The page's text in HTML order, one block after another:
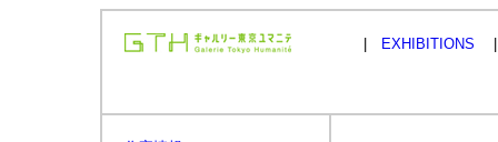
EXHIBITIONS